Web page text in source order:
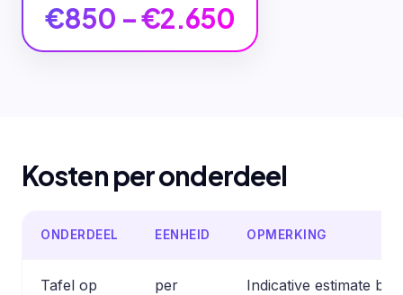
€850 – €2.650
Kosten per onderdeel
ONDERDEEL EENHEID OPMERKING
Tafel op
per
Indicative estimate